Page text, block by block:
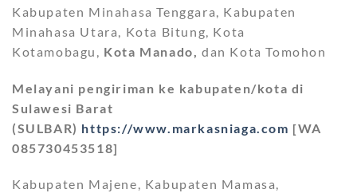
Kabupaten Minahasa Tenggara, Kabupaten
Minahasa Utara, Kota Bitung, Kota
Kotamobagu, Kota Manado, dan Kota Tomohon
Melayani pengiriman ke kabupaten/kota di
Sulawesi Barat
(SULBAR) https://www.markasniaga.com [WA
085730453518]
Kabupaten Majene, Kabupaten Mamasa,